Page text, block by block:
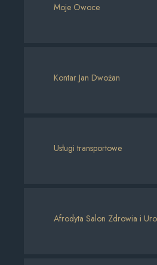
Moje Owoce
Kontar Jan Dwożan
Usługi transportowe
Afrodyta Salon Zdrowia i